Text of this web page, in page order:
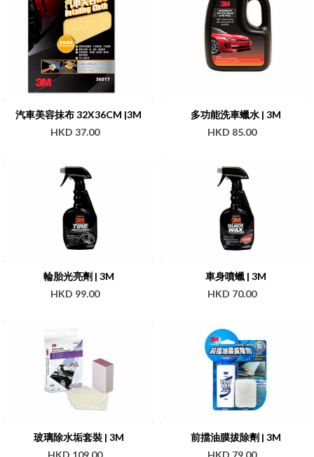
汽車美容抹布 32X36CM |3M
HKD 37.00
多功能洗車蠟水 | 3M
HKD 85.00
輪胎光亮劑 | 3M
HKD 99.00
車身噴蠟 | 3M
HKD 70.00
玻璃除水垢套裝 | 3M
前擋油膜拔除劑 | 3M